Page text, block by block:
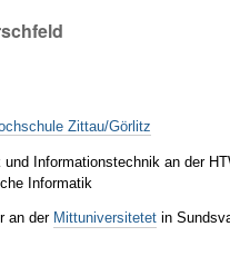
Zittau/Görlitz
Informationstechnik an der
Informatik
an der Mittuniversitetet in